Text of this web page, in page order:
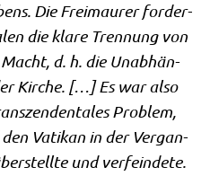
Die Frei­mau­rer for­der­
die kla­re Tren­nung von
d. h. die Unab­hän­
Kir­che. […] Es war also
Pro­blem,
Vati­kan in der Ver­gan­
und ver­fein­de­te.